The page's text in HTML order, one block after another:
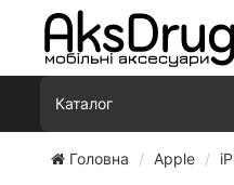
Каталог
Головна Apple